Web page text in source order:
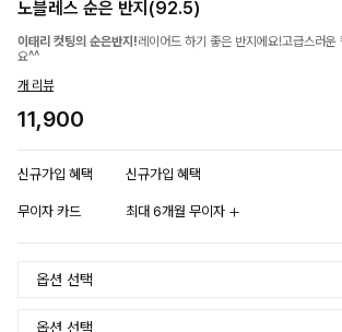
노블레스 순은 반지(92.5)
이태리 컷팅의 순은반지!레이어드 하기 좋은 반지에요!고급스러운
요^^
개 리뷰
11,900
신규가입 혜택 신규가입 혜택
무이자 카드 최대 6개월 무이자